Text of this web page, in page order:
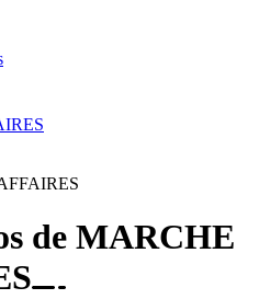
de MARCHE